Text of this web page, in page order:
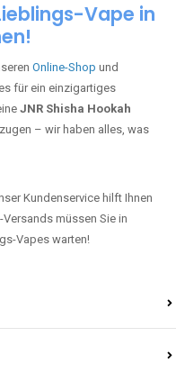
Vape in
Online-Shop und
für ein einzigartiges
JNR Shisha Hookah
– wir haben alles, was
Kundenservice hilft Ihnen
müssen Sie in
Vapes warten!